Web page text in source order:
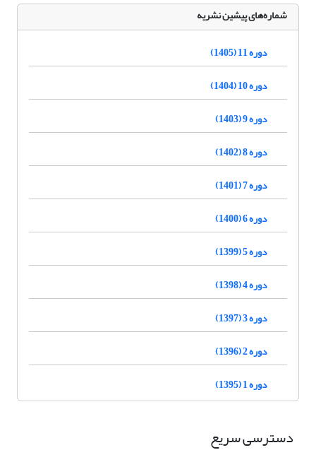
شماره‌های پیشین نشریه
دوره 11 (1405)
دوره 10 (1404)
دوره 9 (1403)
دوره 8 (1402)
دوره 7 (1401)
دوره 6 (1400)
دوره 5 (1399)
دوره 4 (1398)
دوره 3 (1397)
دوره 2 (1396)
دوره 1 (1395)
دسترسی سریع